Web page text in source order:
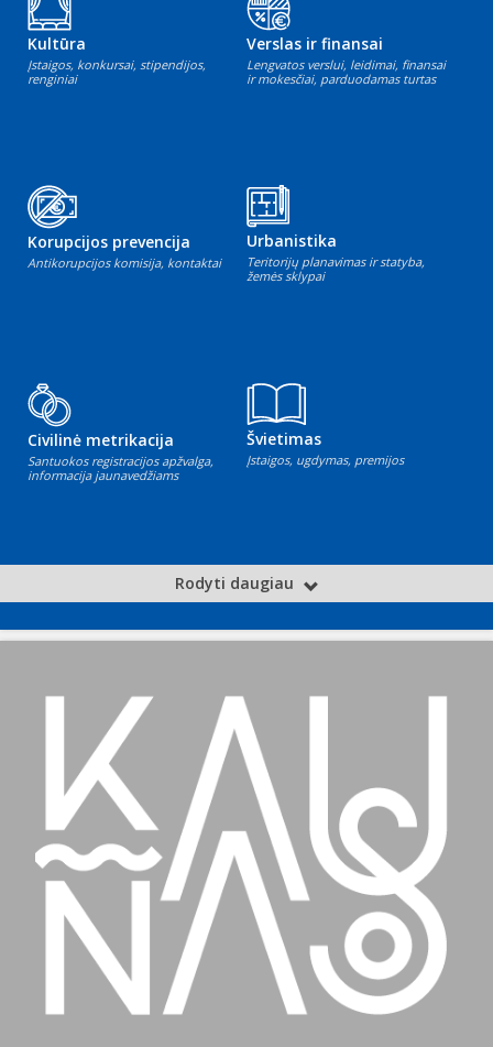
Kultūra
Įstaigos, konkursai, stipendijos,
renginiai
Verslas ir finansai
Lengvatos verslui, leidimai, finansai
ir mokesčiai, parduodamas turtas
Korupcijos prevencija
Antikorupcijos komisija, kontaktai
Urbanistika
Teritorijų planavimas ir statyba,
žemės sklypai
Civilinė metrikacija
Santuokos registracijos apžvalga,
informacija jaunavedžiams
Švietimas
Įstaigos, ugdymas, premijos
Rodyti daugiau